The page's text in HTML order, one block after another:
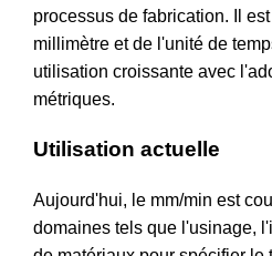
processus de fabrication. Il
millimètre et de l'unité de
utilisation croissante avec
métriques.
Utilisation actuelle
Aujourd'hui, le mm/min est
domaines tels que l'usinage,